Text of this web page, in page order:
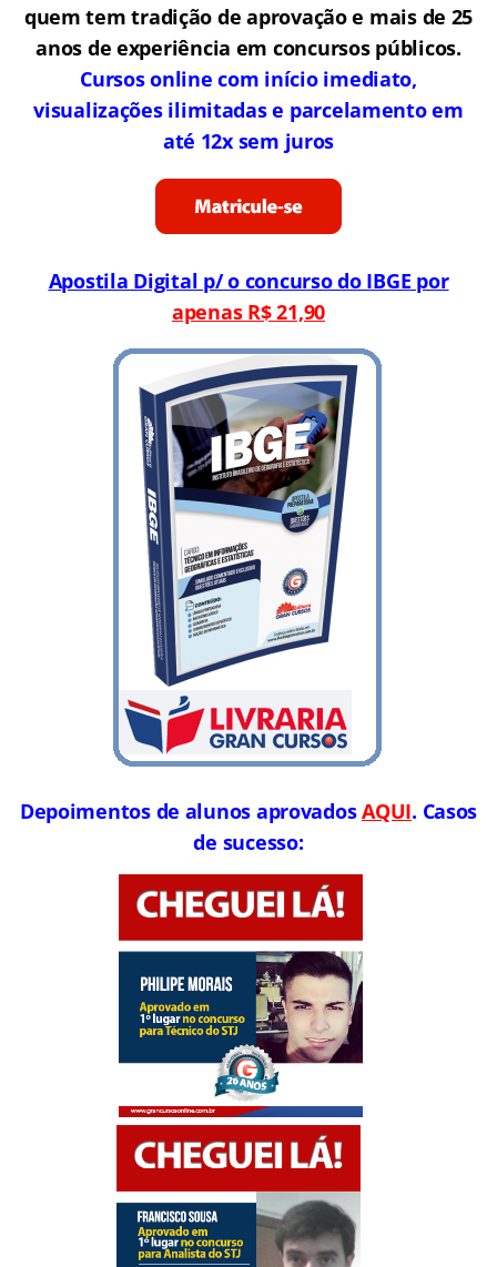
de abril de 2016
EDITAL Analista e
Tecnologista–Técnico, de nível médio
Gostou desta oportunidade? Prepare-se com
anos de experiência em concursos públicos.
Cursos online com início imediato,
até 12x sem juros
Apostila Digital p/ o concurso do IBGE por
apenas R$ 21,90
Depoimentos de alunos aprovadosAQUI
de sucesso: